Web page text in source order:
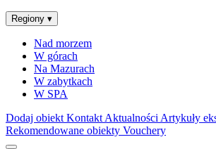
Regiony ▾
Nad morzem
W górach
Na Mazurach
W zabytkach
W SPA
Dodaj obiekt Kontakt Aktualności Artykuły
Rekomendowane obiekty Vouchery